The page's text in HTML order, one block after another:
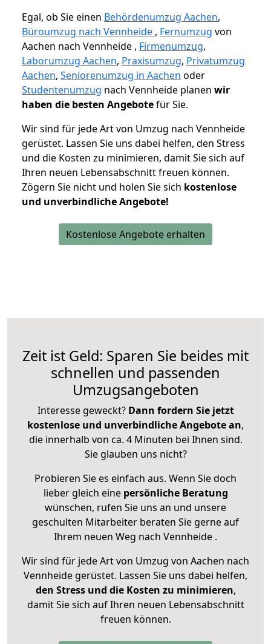
Egal, ob Sie einen Behördenumzug Aachen,
Büroumzug nach Vennheide , Fernumzug von
Aachen nach Vennheide , Firmenumzug,
Laborumzug Aachen, Praxisumzug, Privatumzug
Aachen, Seniorenumzug in Aachen oder
Studentenumzug nach Vennheide planen wir
haben die besten Angebotefür Sie.
Wir sind für jede Art von Umzug nach Vennheide
gerüstet. Lassen Sie uns dabei helfen, den Stress
und die Kosten zu minimieren, damit Sie sich auf
Ihren neuen Lebensabschnitt freuen können.
Zögern Sie nicht und holen Sie sich kostenlose
und unverbindliche Angebote!
Kostenlose Angebote erhalten
Zeit ist Geld: Sparen Sie beides mit
schnellen und passenden
Umzugsangeboten
Interesse geweckt? Dann fordern Sie jetzt
kostenlose und unverbindliche Angebote an,
die innerhalb von ca. 4 Minuten bei Ihnen sind.
Sie glauben uns nicht?
Probieren Sie es einfach aus. Wenn Sie doch
lieber gleich eine persönliche Beratung
wünschen, rufen Sie uns an und unsere
geschulten Mitarbeiter beraten Sie gerne auf
Ihrem neuen Weg nach Vennheide .
Wir sind für jede Art von Umzug von Aachen nach
Vennheide gerüstet. Lassen Sie uns dabei helfen,
den Stress und die Kosten zu minimieren,
damit Sie sich auf Ihren neuen Lebensabschnitt
freuen können.